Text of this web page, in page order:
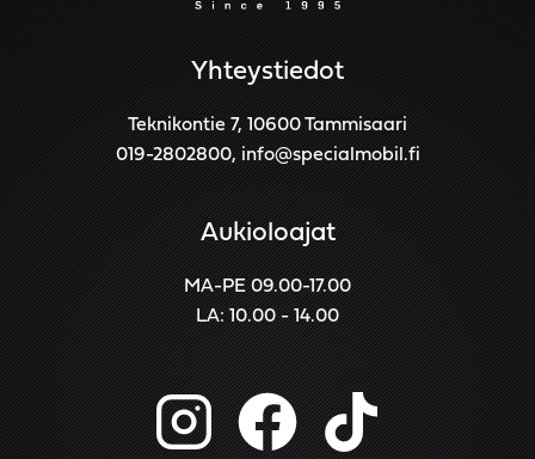
Yhteystiedot
Teknikontie 7, 10600 Tammisaari
019-2802800, info@specialmobil.fi
Aukioloajat
MA-PE 09.00-17.00
LA: 10.00 - 14.00